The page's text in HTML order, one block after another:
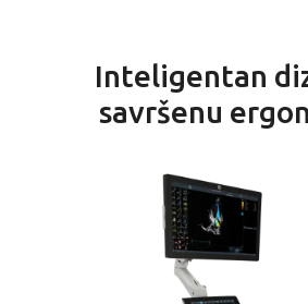
Inteligentan
savršenu